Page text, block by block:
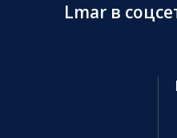
Lmar в